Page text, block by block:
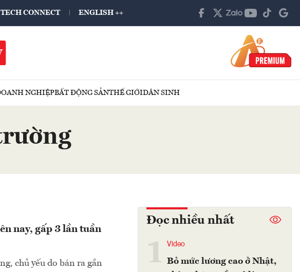
TECH CONNECT ENGLISH ++
NGHIỆPBẤT ĐỘNG SẢNTHẾ GIỚIDÂN SINH
nay, gấp 3 lần tuần
chủ yếu do bán ra gần
Đọc nhiều nhất
Video
Bỏ mức lương cao ở Nhật,